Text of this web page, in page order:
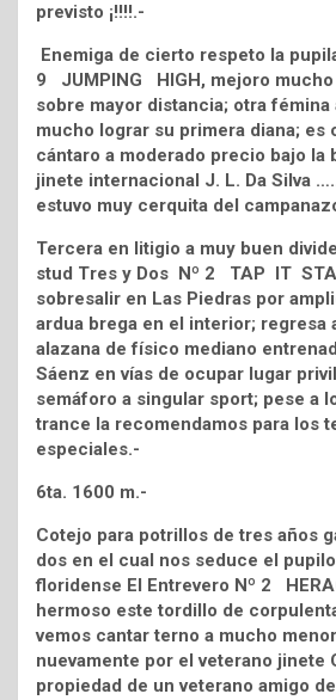
previsto ¡!!!!.-
Enemiga de cierto respeto la
9 JUMPING HIGH, mejoro
sobre mayor distancia; otra
mucho lograr su primera diana; es
cántaro a moderado precio bajo la
jinete internacional J. L. Da Silva
estuvo muy cerquita del
Tercera en litigio a muy buen
stud Tres y Dos Nº 2 TAP IT
sobresalir en Las Piedras por
ardua brega en el interior; regresa
alazana de físico mediano
Sáenz en vías de ocupar lugar
semáforo a singular sport; pese a
trance la recomendamos para los
especiales.-
6ta. 1600 m.-
Cotejo para potrillos de tres años
dos en el cual nos seduce el
floridense El Entrevero Nº 2
hermoso este tordillo de
vemos cantar terno a mucho
nuevamente por el veterano jinete
propiedad de un veterano amigo